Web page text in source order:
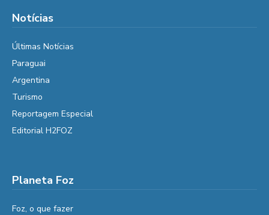
Notícias
Últimas Notícias
Paraguai
Argentina
Turismo
Reportagem Especial
Editorial H2FOZ
Planeta Foz
Foz, o que fazer